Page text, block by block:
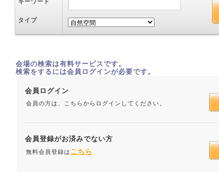
キーワード
タイプ
会場の検索は有料サービスです。
検索をするには会員ログインが必要です。
会員ログイン
会員の方は、こちらからログインしてください。
会員登録がお済みでない方
無料会員登録は こちら